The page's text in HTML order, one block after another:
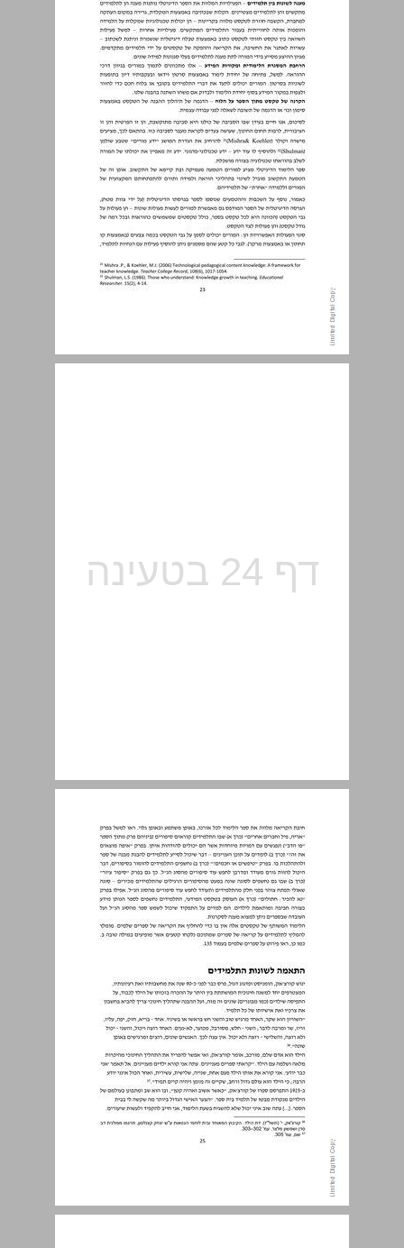
התאמה לשונות התלמידים ... 25